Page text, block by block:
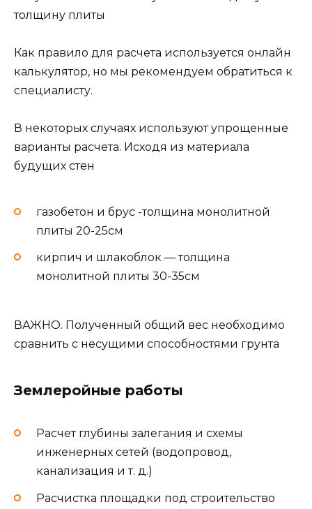
толщину плиты
Как правило для расчета используется онлайн
калькулятор, но мы рекомендуем обратиться к
специалисту.
В некоторых случаях используют упрощенные
варианты расчета. Исходя из материала
будущих стен
газобетон и брус -толщина монолитной
плиты 20-25см
кирпич и шлакоблок — толщина
монолитной плиты 30-35см
ВАЖНО. Полученный общий вес необходимо
сравнить с несущими способностями грунта
Землеройные работы
Расчет глубины залегания и схемы
инженерных сетей (водопровод,
канализация и т. д.)
Расчистка площадки под строительство